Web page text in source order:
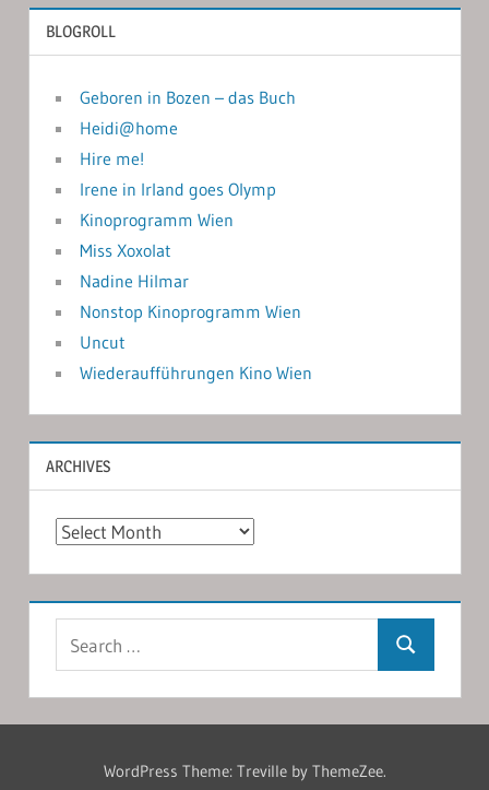
BLOGROLL
Geboren in Bozen – das Buch
Heidi@home
Hire me!
Irene in Irland goes Olymp
Kinoprogramm Wien
Miss Xoxolat
Nadine Hilmar
Nonstop Kinoprogramm Wien
Uncut
Wiederaufführungen Kino Wien
ARCHIVES
Archives
Search
WordPress Theme: Treville by ThemeZee.